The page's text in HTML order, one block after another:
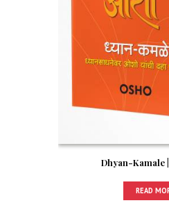
Dhyan-Kamale
READ